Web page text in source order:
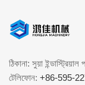
ঠিকানা: সুয়া
টেলিফোন: +86-595-